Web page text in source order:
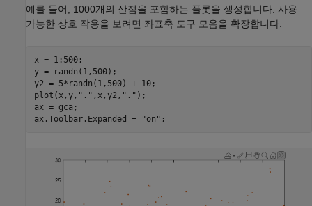
예를 들어, 1000개의 산점을 포함하는 플롯을 생성합니다. 사용
가능한 상호 작용을 보려면 좌표축 도구 모음을 확장합니다.
x = 1:500;
y = randn(1,500);
y2 = 5*randn(1,500) + 10;
plot(x,y, "." ,x,y2, "." );
ax = gca;
ax.Toolbar.Expanded =
"on"